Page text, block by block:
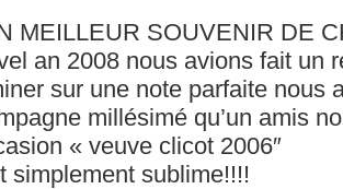
MEILLEUR SOUVENIR DE
an 2008 nous avions fait un
sur une note parfaite nous
millésimé qu’un amis
« veuve clicot 2006″
simplement sublime!!!!